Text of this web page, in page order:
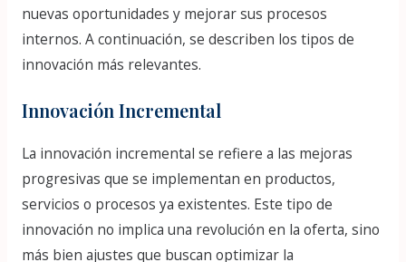
nuevas oportunidades y mejorar sus procesos
internos. A continuación, se describen los tipos de
innovación más relevantes.
Innovación Incremental
La innovación incremental se refiere a las mejoras
progresivas que se implementan en productos,
servicios o procesos ya existentes. Este tipo de
innovación no implica una revolución en la oferta, sino
más bien ajustes que buscan optimizar la